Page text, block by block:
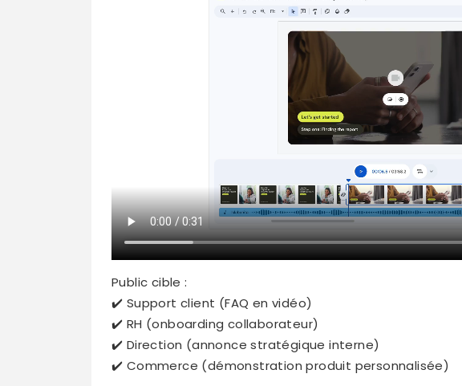
Public cible :
✔️ Support client (FAQ en vidéo)
✔️ RH (onboarding collaborateur)
✔️ Direction (annonce stratégique interne)
✔️ Commerce (démonstration produit personnalisée)